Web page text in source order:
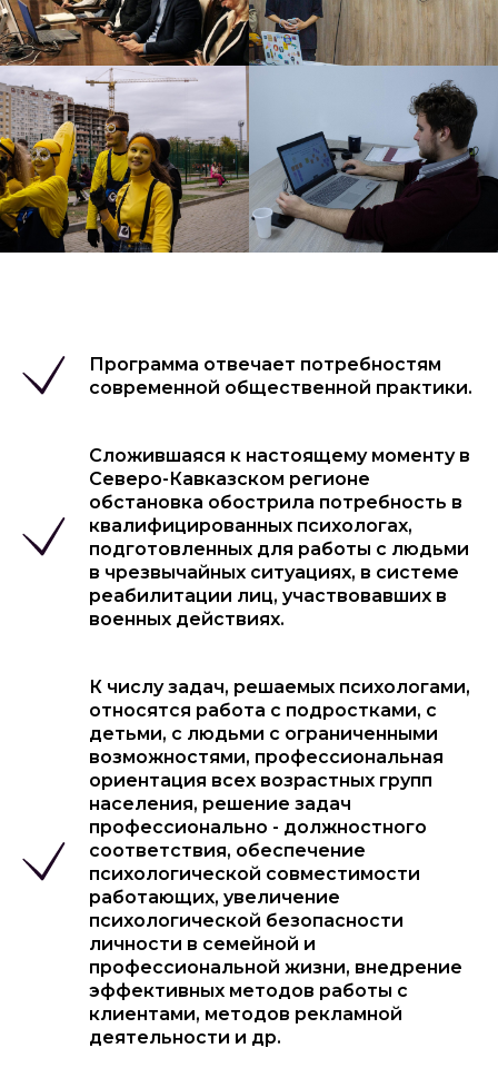
Программа отвечает потребностям
современной общественной практики.
Сложившаяся к настоящему моменту в
Северо-Кавказском регионе
обстановка обострила потребность в
квалифицированных психологах,
подготовленных для работы с людьми
в чрезвычайных ситуациях, в системе
реабилитации лиц, участвовавших в
военных действиях.
К числу задач, решаемых психологами,
относятся работа с подростками, с
детьми, с людьми с ограниченными
возможностями, профессиональная
ориентация всех возрастных групп
населения, решение задач
профессионально - должностного
соответствия, обеспечение
психологической совместимости
работающих, увеличение
психологической безопасности
личности в семейной и
профессиональной жизни, внедрение
эффективных методов работы с
клиентами, методов рекламной
деятельности и др.